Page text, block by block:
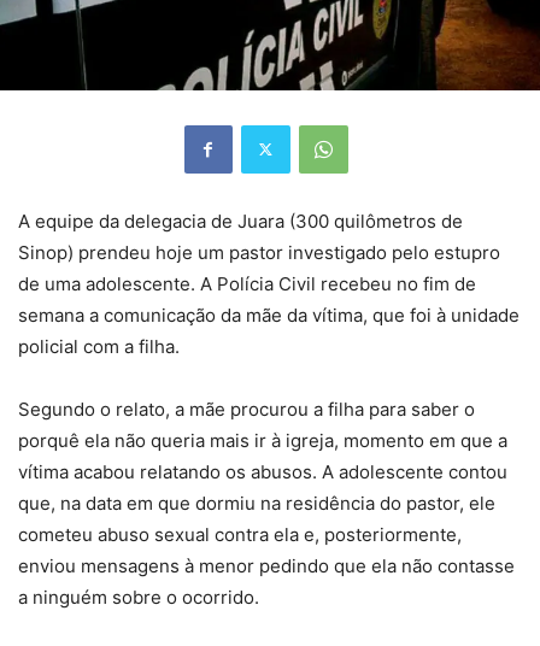
A equipe da delegacia de Juara (300 quilômetros de
Sinop) prendeu hoje um pastor investigado pelo estupro
de uma adolescente. A Polícia Civil recebeu no fim de
semana a comunicação da mãe da vítima, que foi à unidade
policial com a filha.
Segundo o relato, a mãe procurou a filha para saber o
porquê ela não queria mais ir à igreja, momento em que a
vítima acabou relatando os abusos. A adolescente contou
que, na data em que dormiu na residência do pastor, ele
cometeu abuso sexual contra ela e, posteriormente,
enviou mensagens à menor pedindo que ela não contasse
a ninguém sobre o ocorrido.